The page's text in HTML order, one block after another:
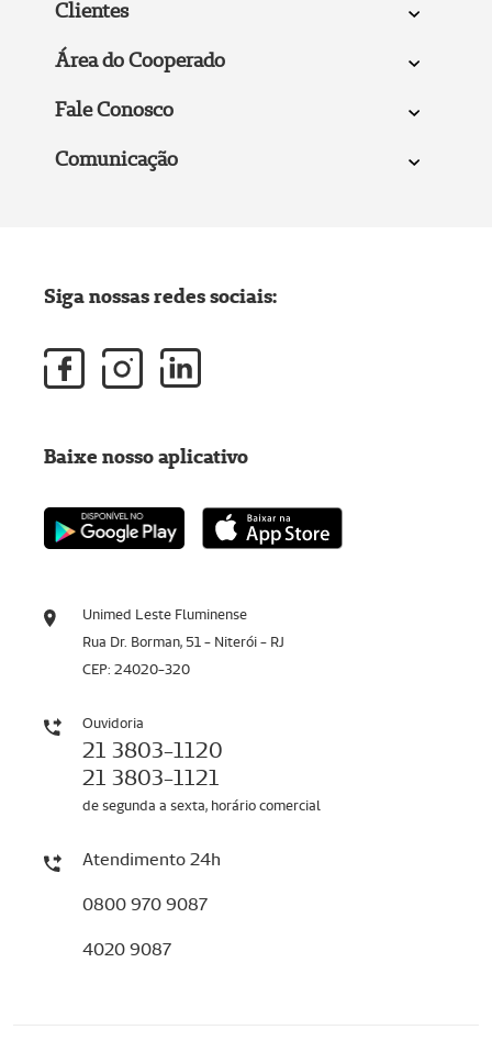
Clientes
Área do Cooperado
Fale Conosco
Comunicação
Unimed Leste Fluminense
Rua Dr. Borman, 51 - Niterói - RJ
CEP: 24020-320
Ouvidoria
21 3803-1120
21 3803-1121
de segunda a sexta, horário comercial
Atendimento 24h
0800 970 9087
4020 9087
Siga nossas redes sociais:
Baixe nosso aplicativo